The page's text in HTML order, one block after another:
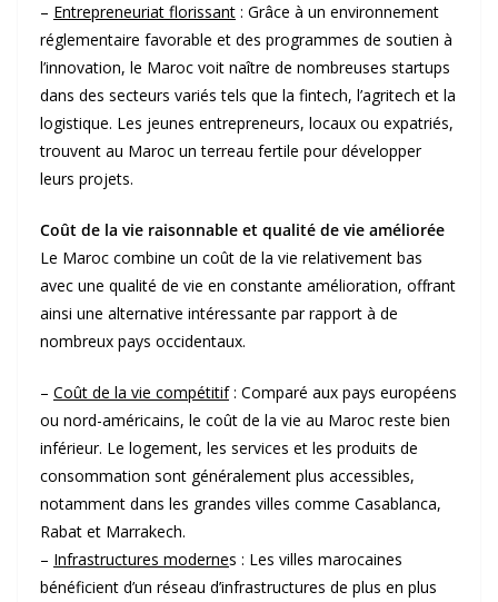
– Entrepreneuriat florissant : Grâce à un environnement
réglementaire favorable et des programmes de soutien à
l’innovation, le Maroc voit naître de nombreuses startups
dans des secteurs variés tels que la fintech, l’agritech et la
logistique. Les jeunes entrepreneurs, locaux ou expatriés,
trouvent au Maroc un terreau fertile pour développer
leurs projets.
Coût de la vie raisonnable et qualité de vie améliorée
Le Maroc combine un coût de la vie relativement bas
avec une qualité de vie en constante amélioration, offrant
ainsi une alternative intéressante par rapport à de
nombreux pays occidentaux.
– Coût de la vie compétitif: Comparé aux pays européens
ou nord-américains, le coût de la vie au Maroc reste bien
inférieur. Le logement, les services et les produits de
consommation sont généralement plus accessibles,
notamment dans les grandes villes comme Casablanca,
Rabat et Marrakech.
– Infrastructures modernes : Les villes marocaines
bénéficient d’un réseau d’infrastructures de plus en plus